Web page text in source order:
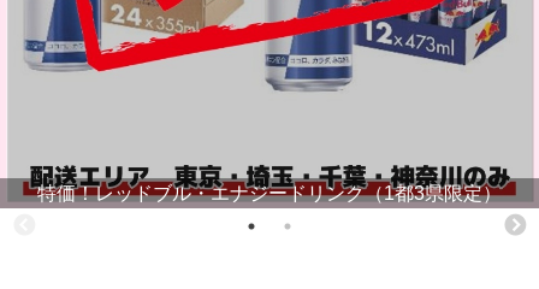
特価！レッドブル・エナジードリンク（1都3県限定）